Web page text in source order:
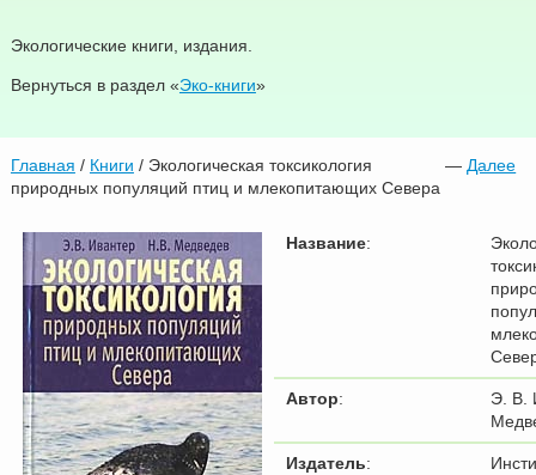
Экологические книги, издания.
Вернуться в раздел «Эко-книги»
Главная / —Далее
Книги / Экологическая токсикология
природных популяций птиц и млекопитающих Севера
Название:
Автор:
Э. В.
Издатель: